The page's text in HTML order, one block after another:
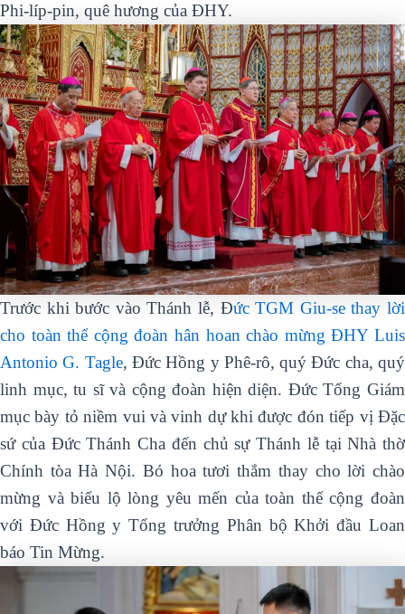
Phi-líp-pin, quê hương của ĐHY.
Trước khi bước vào Thánh lễ, Đức TGM Giu-se thay lời
cho toàn thể cộng đoàn hân hoan chào mừng ĐHY Luis
Antonio G. Tagle, Đức Hồng y Phê-rô, quý Đức cha, quý
linh mục, tu sĩ và cộng đoàn hiện diện. Đức Tổng Giám
mục bày tỏ niềm vui và vinh dự khi được đón tiếp vị Đặc
sứ của Đức Thánh Cha đến chủ sự Thánh lễ tại Nhà thờ
Chính tòa Hà Nội. Bó hoa tươi thắm thay cho lời chào
mừng và biểu lộ lòng yêu mến của toàn thể cộng đoàn
với Đức Hồng y Tổng trưởng Phân bộ Khởi đầu Loan
báo Tin Mừng.